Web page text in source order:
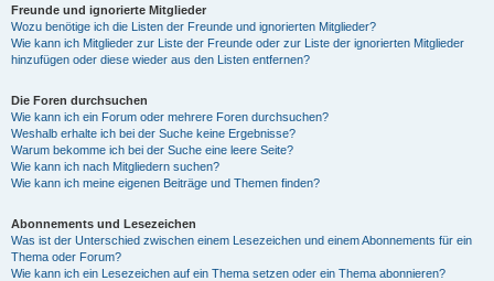
Freunde und ignorierte Mitglieder
Wozu benötige ich die Listen der Freunde und ignorierten Mitglieder?
Wie kann ich Mitglieder zur Liste der Freunde oder zur Liste der ignorierten Mitglieder
hinzufügen oder diese wieder aus den Listen entfernen?
Die Foren durchsuchen
Wie kann ich ein Forum oder mehrere Foren durchsuchen?
Weshalb erhalte ich bei der Suche keine Ergebnisse?
Warum bekomme ich bei der Suche eine leere Seite?
Wie kann ich nach Mitgliedern suchen?
Wie kann ich meine eigenen Beiträge und Themen finden?
Abonnements und Lesezeichen
Was ist der Unterschied zwischen einem Lesezeichen und einem Abonnements für ein
Thema oder Forum?
Wie kann ich ein Lesezeichen auf ein Thema setzen oder ein Thema abonnieren?